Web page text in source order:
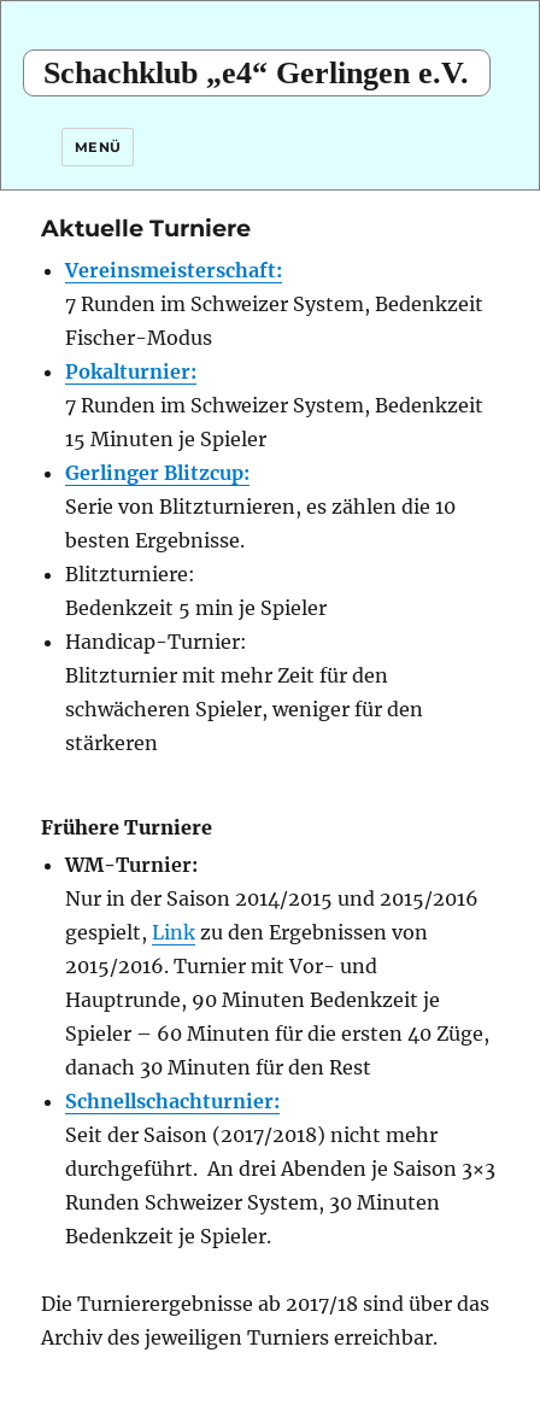
Schachklub „e4“ Gerlingen e.V.
MENÜ
Aktuelle Turniere
Vereinsmeisterschaft:
7 Runden im Schweizer System, Bedenkzeit
Fischer-Modus
Pokalturnier:
7 Runden im Schweizer System, Bedenkzeit
15 Minuten je Spieler
Gerlinger Blitzcup:
Serie von Blitzturnieren, es zählen die 10
besten Ergebnisse.
Blitzturniere:
Bedenkzeit 5 min je Spieler
Handicap-Turnier:
Blitzturnier mit mehr Zeit für den
schwächeren Spieler, weniger für den
stärkeren
Frühere Turniere
WM-Turnier:
Nur in der Saison 2014/2015 und 2015/2016
gespielt,Link zu den Ergebnissen von
2015/2016. Turnier mit Vor- und
Hauptrunde, 90 Minuten Bedenkzeit je
Spieler – 60 Minuten für die ersten 40 Züge,
danach 30 Minuten für den Rest
Schnellschachturnier:
Seit der Saison (2017/2018) nicht mehr
durchgeführt. An drei Abenden je Saison 3×3
Runden Schweizer System, 30 Minuten
Bedenkzeit je Spieler.
Die Turnierergebnisse ab 2017/18 sind über das
Archiv des jeweiligen Turniers erreichbar.